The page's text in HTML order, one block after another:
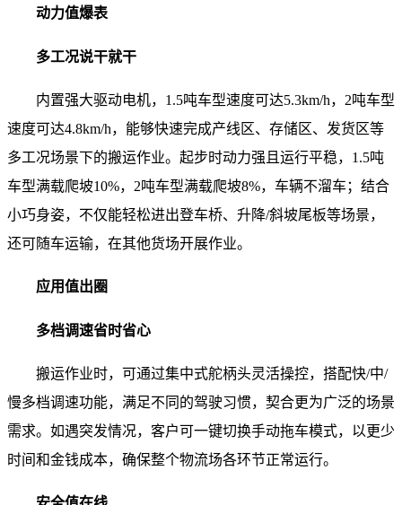
动力值爆表
多工况说干就干
内置强大驱动电机，1.5吨车型速度可达5.3km/h，2吨车型
速度可达4.8km/h，能够快速完成产线区、存储区、发货区等
多工况场景下的搬运作业。起步时动力强且运行平稳，1.5吨
车型满载爬坡10%，2吨车型满载爬坡8%，车辆不溜车；结合
小巧身姿，不仅能轻松进出登车桥、升降/斜坡尾板等场景，
还可随车运输，在其他货场开展作业。
应用值出圈
多档调速省时省心
搬运作业时，可通过集中式舵柄头灵活操控，搭配快/中/
慢多档调速功能，满足不同的驾驶习惯，契合更为广泛的场景
需求。如遇突发情况，客户可一键切换手动拖车模式，以更少
时间和金钱成本，确保整个物流场各环节正常运行。